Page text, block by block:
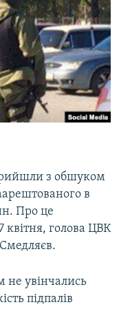
з обшуком
в
Про це
квітня, голова ЦВК
не увінчались
підпалів